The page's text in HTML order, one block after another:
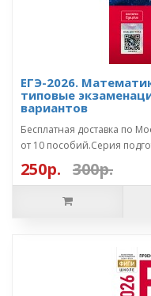
ЕГЭ-2026.
типовые
вариантов
Бесплатная доставка по
от 10 пособий.Серия
250р. 300р.